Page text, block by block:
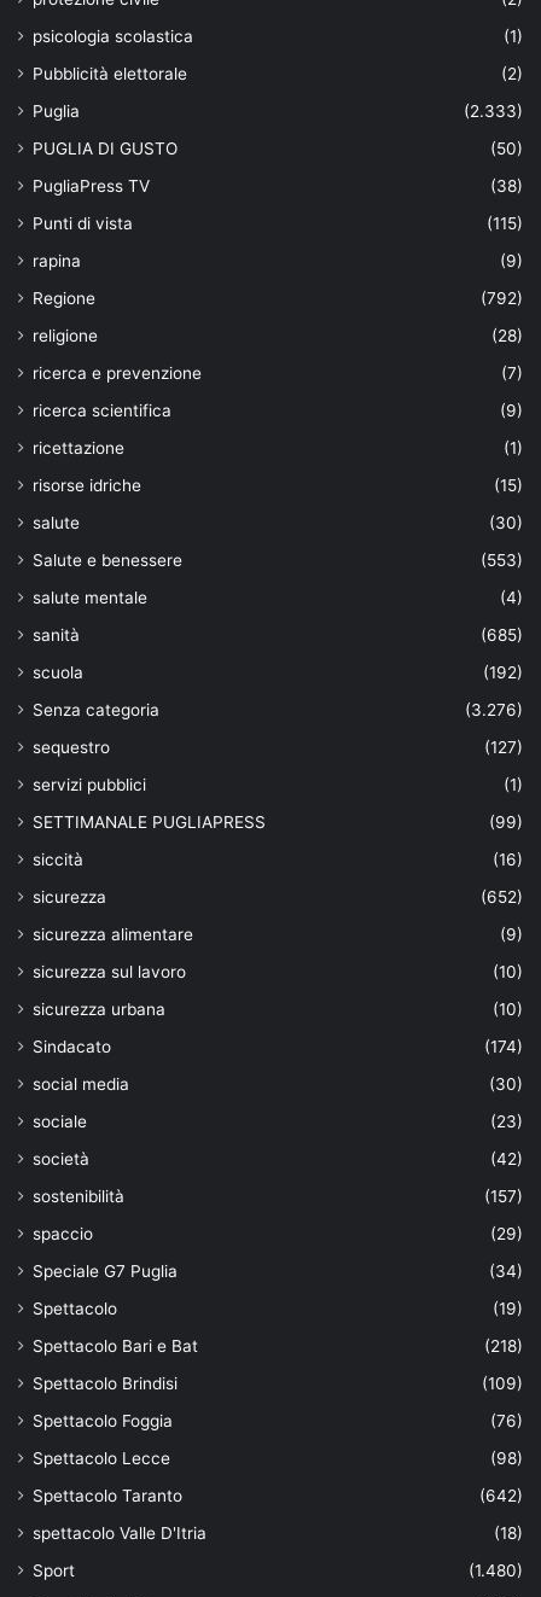
psicologia scolastica
(1)
Pubblicità elettorale
(2)
Puglia
(2.333)
PUGLIA DI GUSTO
(50)
PugliaPress TV
(38)
Punti di vista
(115)
rapina
(9)
Regione
(792)
religione
(28)
ricerca e prevenzione
(7)
ricerca scientifica
(9)
ricettazione
(1)
risorse idriche
(15)
salute
(30)
Salute e benessere
(553)
salute mentale
(4)
sanità
(685)
scuola
(192)
Senza categoria
(3.276)
sequestro
(127)
servizi pubblici
(1)
SETTIMANALE PUGLIAPRESS
(99)
siccità
(16)
sicurezza
(652)
sicurezza alimentare
(9)
sicurezza sul lavoro
(10)
sicurezza urbana
(10)
Sindacato
(174)
social media
(30)
sociale
(23)
società
(42)
sostenibilità
(157)
spaccio
(29)
Speciale G7 Puglia
(34)
Spettacolo
(19)
Spettacolo Bari e Bat
(218)
Spettacolo Brindisi
(109)
Spettacolo Foggia
(76)
Spettacolo Lecce
(98)
Spettacolo Taranto
(642)
spettacolo Valle D'Itria
(18)
Sport
(1.480)